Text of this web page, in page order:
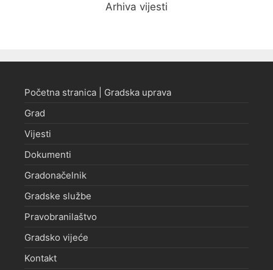
Arhiva vijesti
Početna stranica | Gradska uprava
Grad
Vijesti
Dokumenti
Gradonačelnik
Gradske službe
Pravobranilaštvo
Gradsko vijeće
Kontakt